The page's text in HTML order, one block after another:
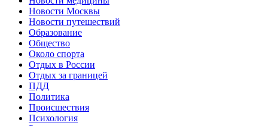
Новости Москвы
Новости путешествий
Образование
Общество
Около спорта
Отдых в России
Отдых за границей
ПДД
Политика
Происшествия
Психология